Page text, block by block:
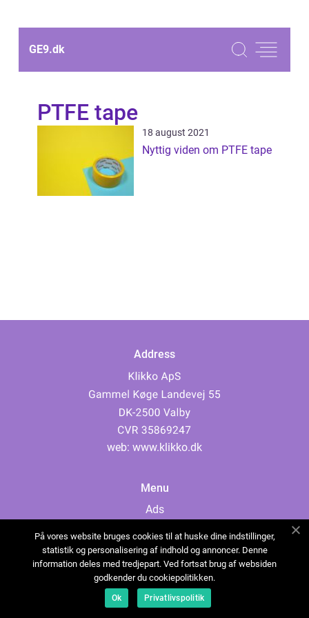
GE9.dk
PTFE tape
18 august 2021
Nyttig viden om PTFE tape
Address
web: www.klikko.dk
Menu
Ads
Cookies
Contact
Sitemap
På vores website bruges cookies til at huske dine indstillinger,
statistik og personalisering af indhold og annoncer. Denne
information deles med tredjepart. Ved fortsat brug af websiden
godkender du cookiepolitikken.
Ok Privatlivspolitik